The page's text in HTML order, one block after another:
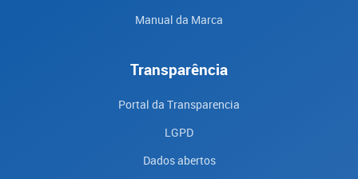
Manual da Marca
Transparência
Portal da Transparencia
LGPD
Dados abertos